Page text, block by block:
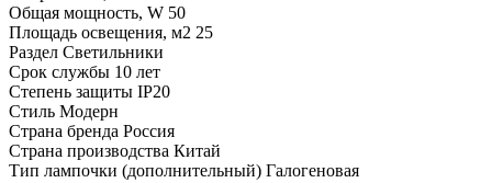
Общая мощность, W 50
Площадь освещения, м2 25
Раздел Светильники
Срок службы 10 лет
Степень защиты IP20
Стиль Модерн
Страна бренда Россия
Страна производства Китай
Тип лампочки (дополнительный) Галогеновая